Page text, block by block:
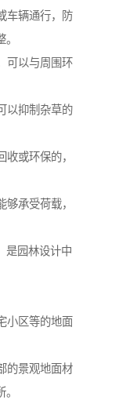
车辆通行，防
可以与周围环
以抑制杂草的
或环保的，
承受荷载，
是园林设计中
小区等的地面
的景观地面材